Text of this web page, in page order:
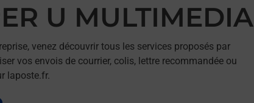
U MULTIMEDIA
venez découvrir tous les services proposés par
vos envois de courrier, colis, lettre recommandée ou
laposte.fr.